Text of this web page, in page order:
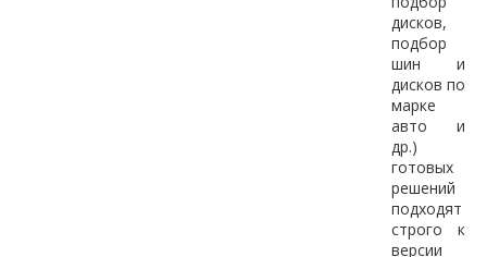
дисков,
подбор
шин и
дисков по
марке
авто и
др.)
готовых
решений
подходят
строго к
версии